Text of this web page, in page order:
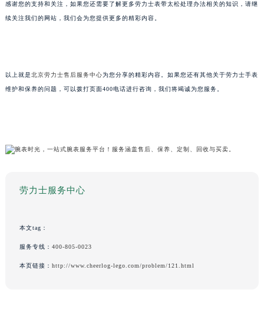
感谢您的支持和关注，如果您还需要了解更多劳力士表带太松处理办法相关的知识，请继
续关注我们的网站，我们会为您提供更多的精彩内容。
以上就是北京劳力士售后服务中心为您分享的精彩内容。如果您还有其他关于劳力士手表
维护和保养的问题，可以拨打页面400电话进行咨询，我们将竭诚为您服务。
劳力士服务中心
本文tag：
服务专线： 400-805-0023
本页链接： http://www.cheerlog-lego.com/problem/121.html